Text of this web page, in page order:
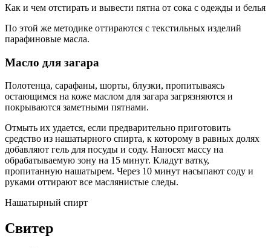
Как и чем отстирать и вывести пятна от сока с одежды и белья
По этой же методике оттираются с текстильных изделий
парафиновые масла.
Масло для загара
Полотенца, сарафаны, шорты, блузки, пропитываясь
остающимся на коже маслом для загара загрязняются и
покрываются заметными пятнами.
Отмыть их удается, если предварительно приготовить
средство из нашатырного спирта, к которому в равных долях
добавляют гель для посуды и соду. Наносят массу на
обрабатываемую зону на 15 минут. Кладут ватку,
пропитанную нашатырем. Через 10 минут насыпают соду и
руками оттирают все маслянистые следы.
Нашатырный спирт
Свитер